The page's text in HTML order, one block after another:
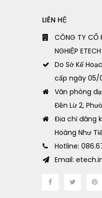
LIÊN HỆ
CÔNG TY CỔ
NGHIỆP
Do Sở Kế
cấp ngày 05/
Văn phòng
Đền Lừ 2,
Địa chỉ đăng
Hoàng Như
Hotline:
Email: